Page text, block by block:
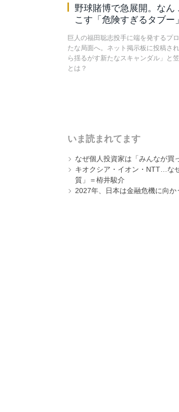
野球賭博で急展開。なん
こす「危険すぎるタブー
巨人の福田聡志投手に端を発するプ
たな局面へ。ネット掲示板に投稿さ
ら揺るがす新たなスキャンダル」と
とは？
いま読まれてます
なぜ個人投資家は「みんなが買
キオクシア・イオン・NTT…な
質」＝栫井駿介
2027年、日本は金融危機に向